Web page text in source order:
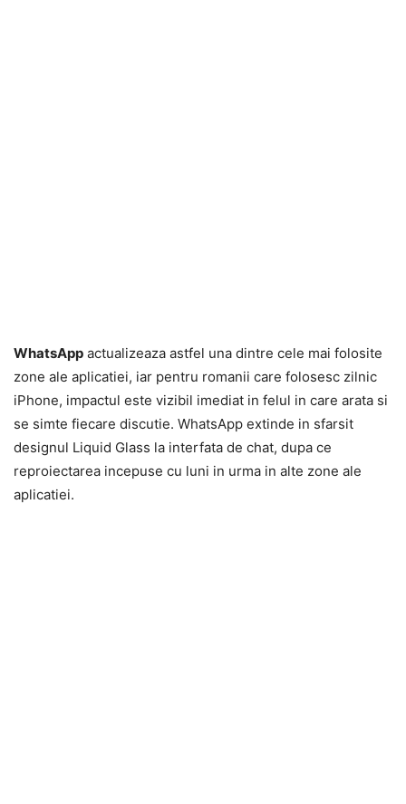
WhatsApp actualizeaza astfel una dintre cele mai folosite
zone ale aplicatiei, iar pentru romanii care folosesc zilnic
iPhone, impactul este vizibil imediat in felul in care arata si
se simte fiecare discutie. WhatsApp extinde in sfarsit
designul Liquid Glass la interfata de chat, dupa ce
reproiectarea incepuse cu luni in urma in alte zone ale
aplicatiei.